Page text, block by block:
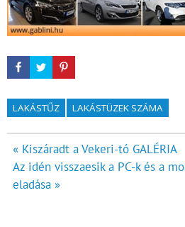
LAKÁSTŰZ LAKÁSTÜZEK SZÁMA
Bejegyzés
navigáció
« Kiszáradt a Vekeri-tó GALÉRIA
Az idén visszaesik a PC-k és a
eladása »